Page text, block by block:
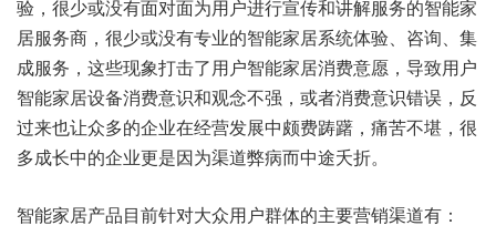
验，很少或没有面对面为用户进行宣传和讲解服务的智能家
居服务商，很少或没有专业的智能家居系统体验、咨询、集
成服务，这些现象打击了用户智能家居消费意愿，导致用户
智能家居设备消费意识和观念不强，或者消费意识错误，反
过来也让众多的企业在经营发展中颇费踌躇，痛苦不堪，很
多成长中的企业更是因为渠道弊病而中途夭折。
智能家居产品目前针对大众用户群体的主要营销渠道有：